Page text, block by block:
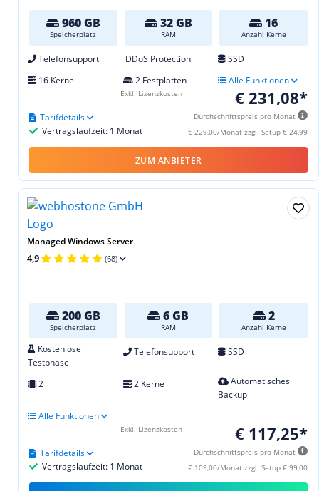
960 GB
Speicherplatz
32 GB
RAM
16
Anzahl Kerne
Telefonsupport DDoS Protection
SSD
16 Kerne
2 Festplatten Alle Funktionen
€ 231,08*
Durchschnittspreis pro Monat
€ 229,00/Monat zzgl. Setup € 24,99
Vertragslaufzeit: 1 Monat
Tarifdetails
Exkl. Lizenzkosten
ZUM ANBIETER
Managed Windows Server
4,9 (68)
200 GB
Speicherplatz
6 GB
RAM
2
Anzahl Kerne
Kostenlose
Testphase
Telefonsupport SSD
2 2 Kerne
Automatisches
Backup
Alle Funktionen
€ 117,25*
Durchschnittspreis pro Monat
€ 109,00/Monat zzgl. Setup € 99,00
Vertragslaufzeit: 1 Monat
Tarifdetails
Exkl. Lizenzkosten